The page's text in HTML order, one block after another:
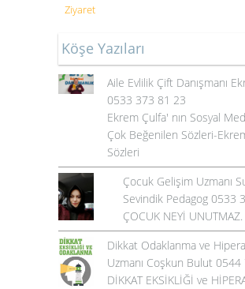
Ziyaret
Köşe Yazıları
Aile Evlilik Çift Danışmanı
0533 373 81 23
Ekrem Çulfa' nın Sosyal
Çok Beğenilen Sözleri-
Sözleri
Çocuk Gelişim Uzmanı
Sevindik Pedagog 0533
ÇOCUK NEYİ UNUTMAZ.
Dikkat Odaklanma ve
Uzmanı Coşkun Bulut
DİKKAT EKSİKLİĞİ ve